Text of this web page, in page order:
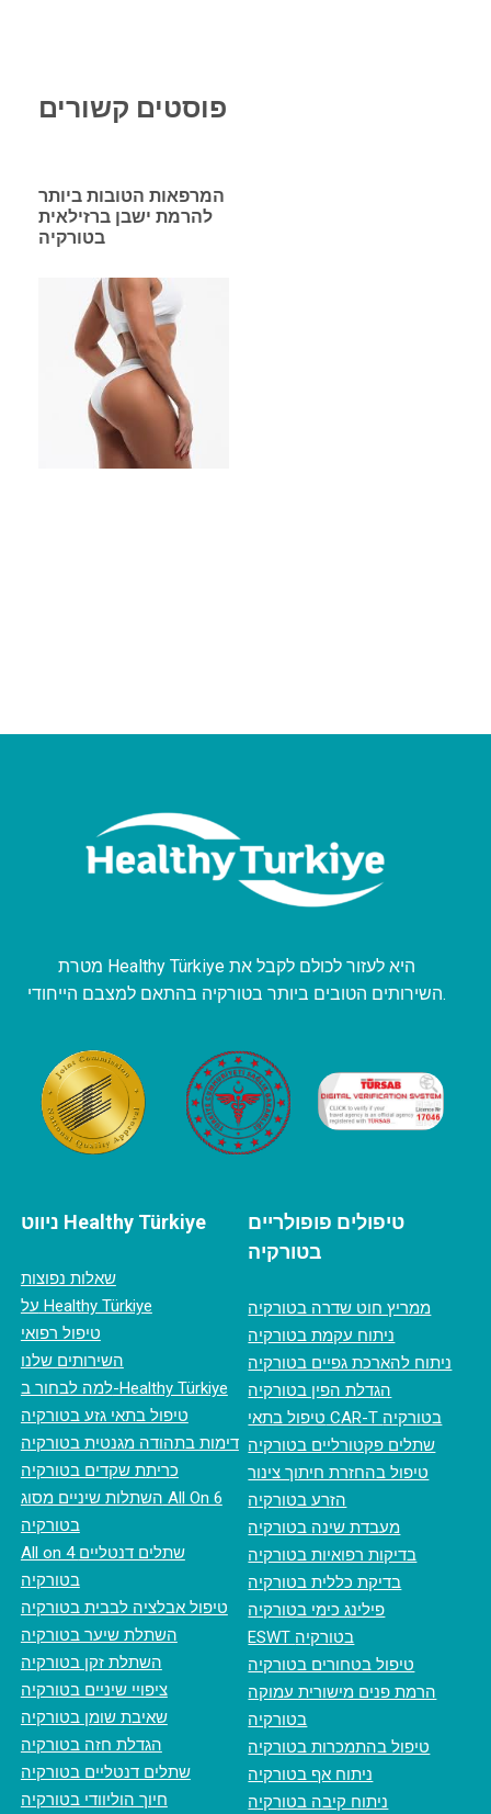
פוסטים קשורים
המרפאות הטובות ביותר
להרמת ישבן ברזילאית
בטורקיה
מטרת Healthy Türkiye היא לעזור לכולם לקבל את
השירותים הטובים ביותר בטורקיה בהתאם למצבם הייחודי.
ניווט Healthy Türkiye
שאלות נפוצות
על Healthy Türkiye
טיפול רפואי
השירותים שלנו
למה לבחור ב-Healthy Türkiye
טיפול בתאי גזע בטורקיה
דימות בתהודה מגנטית בטורקיה
כריתת שקדים בטורקיה
השתלות שיניים מסוג All On 6
בטורקיה
All on 4 שתלים דנטליים
בטורקיה
טיפול אבלציה לבבית בטורקיה
השתלת שיער בטורקיה
השתלת זקן בטורקיה
ציפויי שיניים בטורקיה
שאיבת שומן בטורקיה
הגדלת חזה בטורקיה
שתלים דנטליים בטורקיה
חיוך הוליוודי בטורקיה
טיפולים פופולריים
בטורקיה
ממריץ חוט שדרה בטורקיה
ניתוח עקמת בטורקיה
ניתוח להארכת גפיים בטורקיה
הגדלת הפין בטורקיה
טיפול בתאי CAR-T בטורקיה
שתלים פקטורליים בטורקיה
טיפול בהחזרת חיתוך צינור
הזרע בטורקיה
מעבדת שינה בטורקיה
בדיקות רפואיות בטורקיה
בדיקת כללית בטורקיה
פילינג כימי בטורקיה
ESWT בטורקיה
טיפול בטחורים בטורקיה
הרמת פנים מישורית עמוקה
בטורקיה
טיפול בהתמכרות בטורקיה
ניתוח אף בטורקיה
ניתוח קיבה בטורקיה